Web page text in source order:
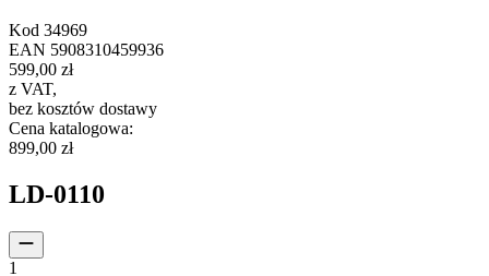
Kod 34969
EAN 5908310459936
599,00 zł
z VAT,
bez kosztów dostawy
Cena katalogowa:
899,00 zł
LD-0110
1